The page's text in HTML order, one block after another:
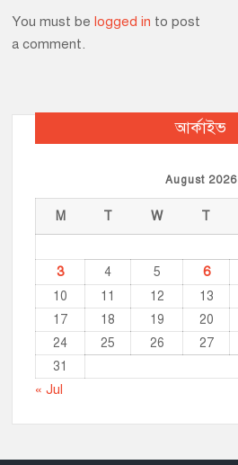
You must belogged in to post
a comment.
আর্কাইভ
August 2026
M T W T
3 4 5 6
10
11 12 13
17
18 19 20
24
25 26 27
31
« Jul